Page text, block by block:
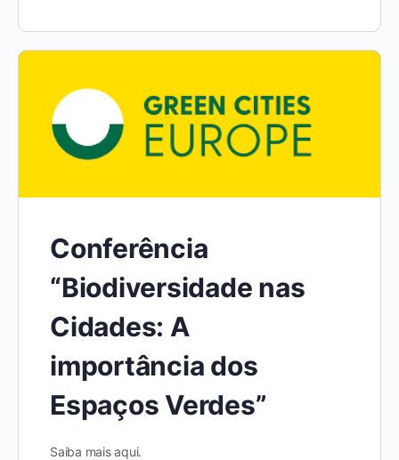
Conferência
“Biodiversidade nas
Cidades: A
importância dos
Espaços Verdes”
Saiba mais aqui.